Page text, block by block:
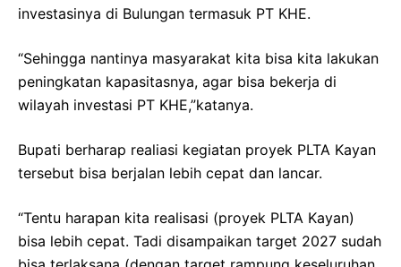
investasinya di Bulungan termasuk PT KHE.
“Sehingga nantinya masyarakat kita bisa kita lakukan
peningkatan kapasitasnya, agar bisa bekerja di
wilayah investasi PT KHE,”katanya.
Bupati berharap realiasi kegiatan proyek PLTA Kayan
tersebut bisa berjalan lebih cepat dan lancar.
“Tentu harapan kita realisasi (proyek PLTA Kayan)
bisa lebih cepat. Tadi disampaikan target 2027 sudah